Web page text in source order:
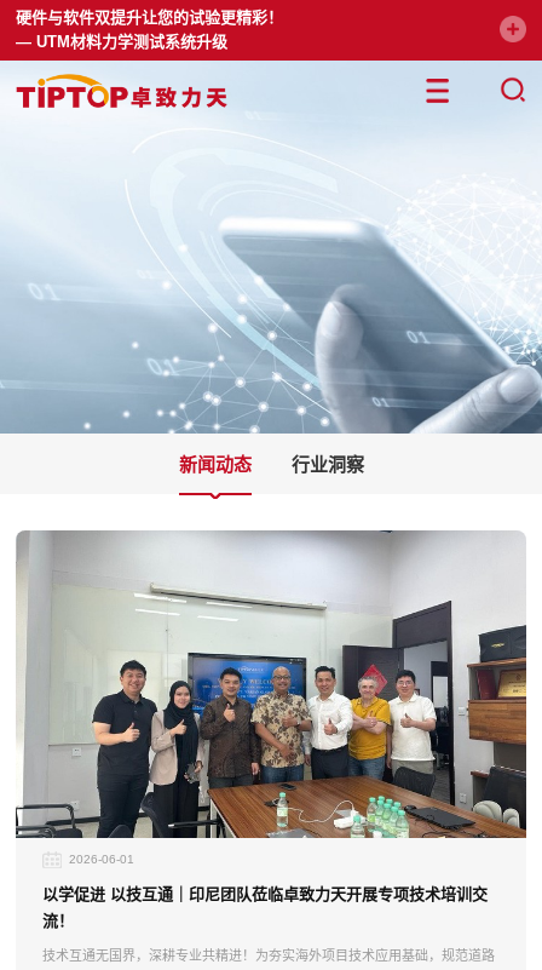
硬件与软件双提升让您的试验更精彩！
— UTM材料力学测试系统升级
新闻动态 行业洞察
2026-06-01
以学促进 以技互通｜印尼团队莅临卓致力天开展专项技术培训交
流！
技术互通无国界，深耕专业共精进！为夯实海外项目技术应用基础，规范道路